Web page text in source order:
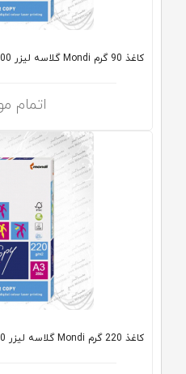
کاغذ 90 گرم Mondi گلاسه لیزر 500 برگی A3
اتمام
کاغذ 220 گرم Mondi گلاسه لیزر 250 برگی A3